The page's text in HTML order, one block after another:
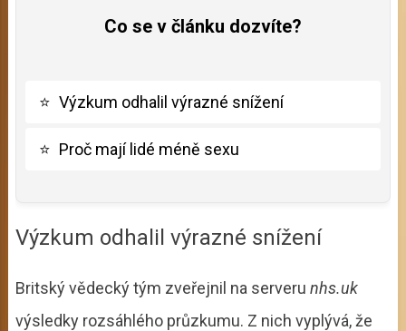
Co se v článku dozvíte?
⭐ Výzkum odhalil výrazné snížení
⭐ Proč mají lidé méně sexu
Výzkum odhalil výrazné snížení
Britský vědecký tým zveřejnil na serveru nhs.uk
výsledky rozsáhlého průzkumu. Z nich vyplývá, že